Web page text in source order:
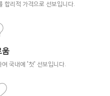
합리적 가격으로 선보입니다.
움
국내에 '첫' 선보입니다.